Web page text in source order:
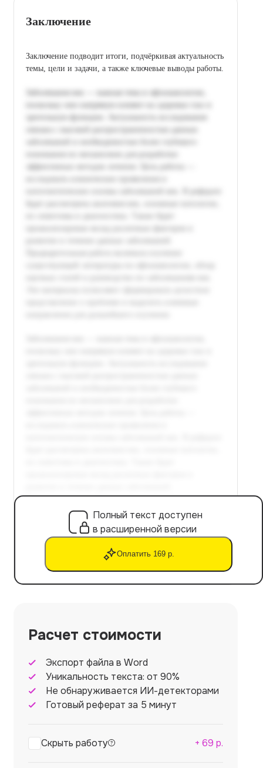
Заключение
Заключение подводит итоги, подчёркивая актуальность
темы, цели и задачи, а также ключевые выводы работы.
Полный текст доступен
в расширенной версии
Оплатить 169 р.
Расчет стоимости
Экспорт файла в Word
Уникальность текста: от 90%
Не обнаруживается ИИ-детекторами
Готовый реферат за 5 минут
Скрыть работу + 69 р.